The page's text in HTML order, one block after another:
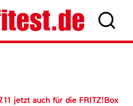
jetzt auch für die FRITZ!Box